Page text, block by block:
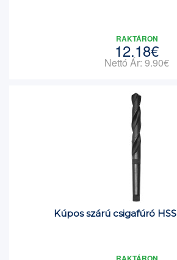
RAKTÁRON
12.18€
Nettó Ár: 9.90€
Kúpos szárú csigafúró